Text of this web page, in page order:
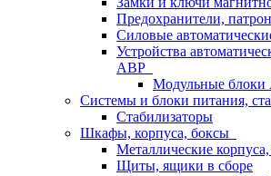
Предохранители,
Силовые
Устройства
АВР
Модульные
Системы и блоки питания,
Стабилизаторы
Шкафы, корпуса, боксы
Металлические
Щиты, ящики в сборе